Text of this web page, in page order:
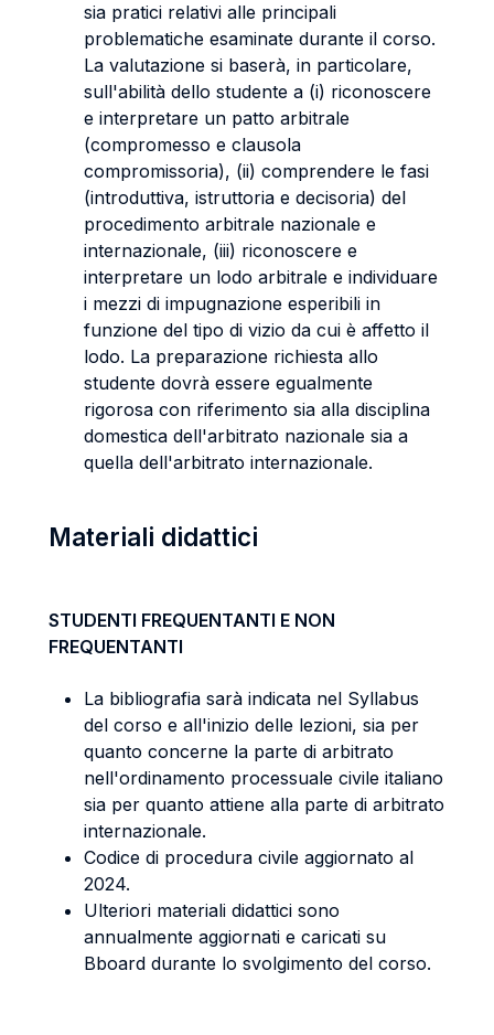
sia pratici relativi alle principali
problematiche esaminate durante il corso.
La valutazione si baserà, in particolare,
sull'abilità dello studente a (i) riconoscere
e interpretare un patto arbitrale
(compromesso e clausola
compromissoria), (ii) comprendere le fasi
(introduttiva, istruttoria e decisoria) del
procedimento arbitrale nazionale e
internazionale, (iii) riconoscere e
interpretare un lodo arbitrale e individuare
i mezzi di impugnazione esperibili in
funzione del tipo di vizio da cui è affetto il
lodo. La preparazione richiesta allo
studente dovrà essere egualmente
rigorosa con riferimento sia alla disciplina
domestica dell'arbitrato nazionale sia a
quella dell'arbitrato internazionale.
Materiali didattici
STUDENTI FREQUENTANTI E NON
FREQUENTANTI
La bibliografia sarà indicata nel Syllabus
del corso e all'inizio delle lezioni, sia per
quanto concerne la parte di arbitrato
nell'ordinamento processuale civile italiano
sia per quanto attiene alla parte di arbitrato
internazionale.
Codice di procedura civile aggiornato al
2024.
Ulteriori materiali didattici sono
annualmente aggiornati e caricati su
Bboard durante lo svolgimento del corso.